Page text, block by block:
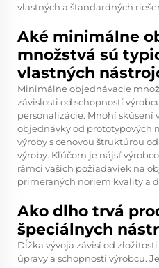
vlastných a štandardných
Aké minimálne
množstvá sú
vlastných
Minimálne objednávacie
závislosti od schopností
personalizácie. Mnohí skúsení
objednávky od prototypových
výroby s cenovou štruktúrou
výroby. Kľúčom je nájsť
rámci vašich požiadaviek na
primeraných noriem kvality a
Ako dlho trvá
špeciálnych
Dĺžka vývoja závisí od
úpravy a schopností výrobcu.